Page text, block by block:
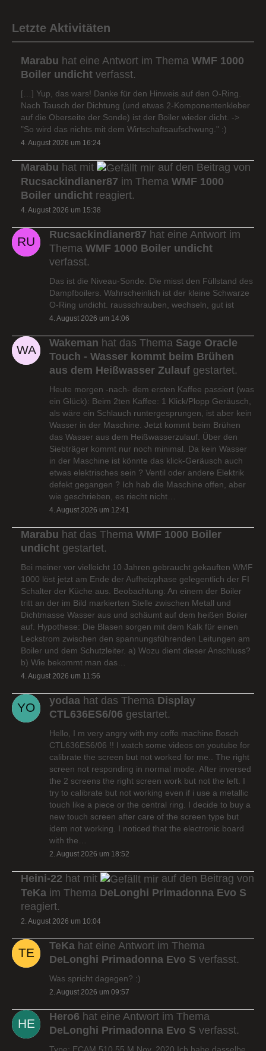
Letzte Aktivitäten
Marabu hat eine Antwort im Thema WMF 1000
Boiler undicht verfasst.
[…] Yup, das wars! Danke für den Hinweis auf den O-Ring.
Nach Tausch der Dichtung (und etwas 2-Komponentenkleber
auf die Oberseite der Sonde) ist der Boiler wieder dicht. ->
"So wird das nichts mit dem Wirtschaftsaufschwung." :)
4. August 2026 um 16:24
Marabu hat mit
auf den Beitrag von
Rucsackindianer87 im Thema WMF 1000
Boiler undicht reagiert.
4. August 2026 um 15:38
Rucsackindianer87 hat eine Antwort im
Thema WMF 1000 Boiler undicht
verfasst.
Das ist die Niveau-Sonde. Die misst den Füllstand des
Dampfboilers. Wahrscheinlich ist der kleine Schwarze
O-Ring undicht. rausschrauben, wechseln, gut ist
4. August 2026 um 14:06
Wakeman hat das Thema Sage Oracle
Touch - Wasser kommt beim Brühen
aus dem Heißwasser Zulauf gestartet.
Heute morgen -nach- dem ersten Kaffee passiert (was
ein Glück): Beim 2ten Kaffee: 1 Klick/Plopp Geräusch,
als wäre ein Schlauch runtergesprungen, ist aber kein
Wasser in der Maschine. Jetzt kommt beim Brühen
das Wasser aus dem Heißwasserzulauf. Über den
Siebträger kommt nur noch minimal. Da kein Wasser
in der Maschine ist könnte das klick-Geräusch auch
etwas elektrisches sein ? Ventil oder andere Elektrik
defekt gegangen ? Ich hab die Maschine offen, aber
wie geschrieben, es riecht nicht…
4. August 2026 um 12:41
Marabu hat das Thema WMF 1000 Boiler
undicht gestartet.
Bei meiner vor vielleicht 10 Jahren gebraucht gekauften WMF
1000 löst jetzt am Ende der Aufheizphase gelegentlich der FI
Schalter der Küche aus. Beobachtung: An einem der Boiler
tritt an der im Bild markierten Stelle zwischen Metall und
Dichtmasse Wasser aus und schäumt auf dem heißen Boiler
auf. Hypothese: Die Blasen sorgen mit dem Kalk für einen
Leckstrom zwischen den spannungsführenden Leitungen am
Boiler und dem Schutzleiter. a) Wozu dient dieser Anschluss?
b) Wie bekommt man das…
4. August 2026 um 11:56
yodaa hat das Thema Display
CTL636ES6/06 gestartet.
Hello, I m very angry with my coffe machine Bosch
CTL636ES6/06 !! I watch some videos on youtube for
calibrate the screen but not worked for me.. The right
screen not responding in normal mode. After inversed
the 2 screens the right screen work but not the left. I
try to calibrate but not working even if i use a metallic
touch like a piece or the central ring. I decide to buy a
new touch screen after care of the screen type but
idem not working. I noticed that the electronic board
with the…
2. August 2026 um 18:52
Heini-22 hat mit
auf den Beitrag von
TeKa im Thema DeLonghi Primadonna Evo S
reagiert.
2. August 2026 um 10:04
TeKa hat eine Antwort im Thema
DeLonghi Primadonna Evo S verfasst.
Was spricht dagegen? :)
2. August 2026 um 09:57
Hero6 hat eine Antwort im Thema
DeLonghi Primadonna Evo S verfasst.
Type: ECAM 510.55.M Nov. 2020 Ich habe dasselbe